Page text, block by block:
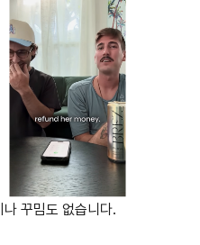
꾸밈도 없습니다.